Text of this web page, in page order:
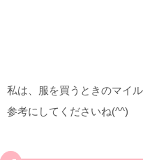
私は、服を買うときのマイ
参考にしてくださいね(^^)